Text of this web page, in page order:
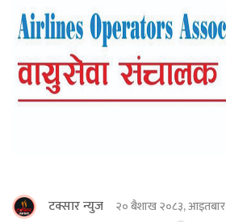
टक्सार न्युज २० बैशाख २०८३, आइतबार